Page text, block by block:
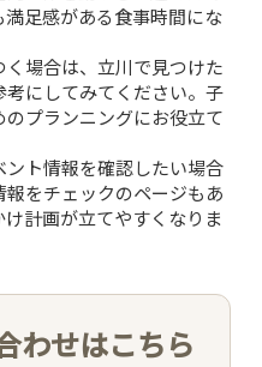
足感がある食事時間にな
場合は、 立川で見つけた
考にしてみてください。子
プランニングにお役立て
ト情報を確認したい場合
をチェックのページもあ
計画が立てやすくなりま
わせはこちら